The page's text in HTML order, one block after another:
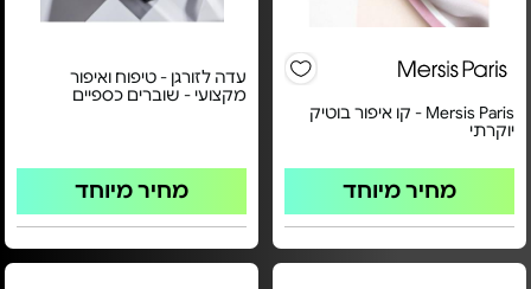
Mersis Paris - קו איפור בוטיק
יוקרתי
מחיר מיוחד
עדה לזורגן - טיפוח ואיפור
מקצועי - שוברים כספיים
מחיר מיוחד